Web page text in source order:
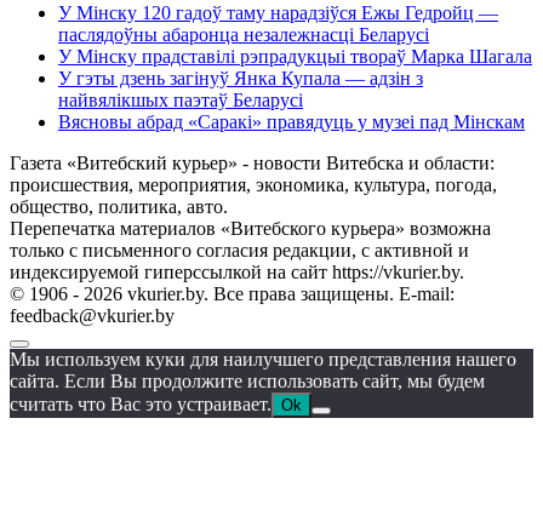
У Мінску 120 гадоў таму нарадзіўся Ежы Гедройц —
паслядоўны абаронца незалежнасці Беларусі
У Мінску прадставілі рэпрадукцыі твораў Марка Шагала
У гэты дзень загінуў Янка Купала — адзін з
найвялікшых паэтаў Беларусі
Вясновы абрад «Саракі» правядуць у музеі пад Мінскам
Газета «Витебский курьер» - новости Витебска и области:
происшествия, мероприятия, экономика, культура, погода,
общество, политика, авто.
Перепечатка материалов «Витебского курьера» возможна
только с письменного согласия редакции, с активной и
индексируемой гиперссылкой на сайт https://vkurier.by.
© 1906 - 2026 vkurier.by. Все права защищены. E-mail:
feedback@vkurier.by
Мы используем куки для наилучшего представления нашего
сайта. Если Вы продолжите использовать сайт, мы будем
считать что Вас это устраивает. Ok